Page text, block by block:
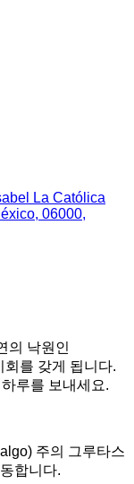
La Católica
06000,
의 낙원인
를 갖게 됩니다.
루를 보내세요.
주의 그루타스
합니다.